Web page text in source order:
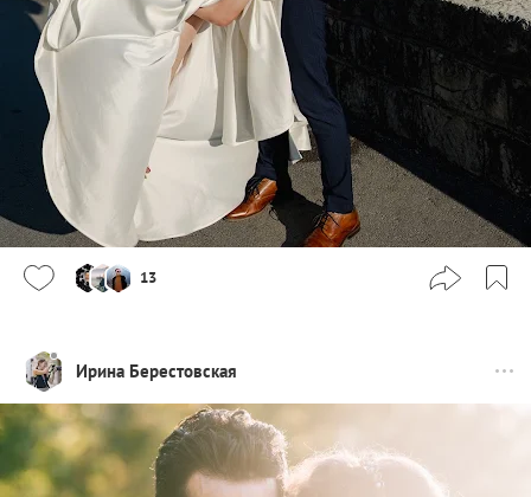
13
Ирина Берестовская